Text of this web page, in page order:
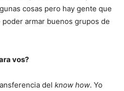
cosas pero hay gente que
armar buenos grupos de
vos?
del know how. Yo